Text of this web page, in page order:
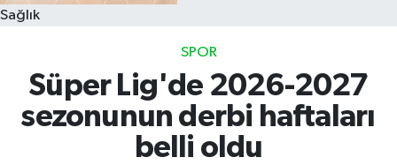
Sağlık
SPOR
Süper Lig'de 2026-2027
sezonunun derbi haftaları
belli oldu